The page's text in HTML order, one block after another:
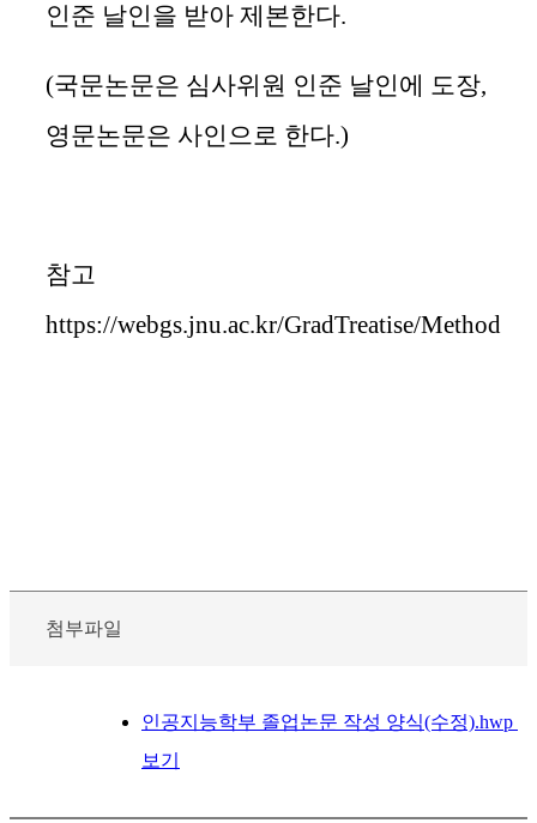
인준 날인을 받아 제본한다.
(국문논문은 심사위원 인준 날인에 도장,
영문논문은 사인으로 한다.)
참고
https://webgs.jnu.ac.kr/GradTreatise/Method
첨부파일
인공지능학부 졸업논문 작성 양식(수정).hwp
보기